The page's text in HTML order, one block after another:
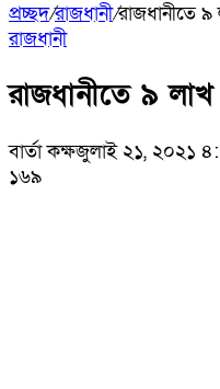
প্রচ্ছদ/রাজধানী/রাজধানীতে
রাজধানী
রাজধানীতে ৯
বার্তা কক্ষজুলাই ২১, ২০২১
১৬৯